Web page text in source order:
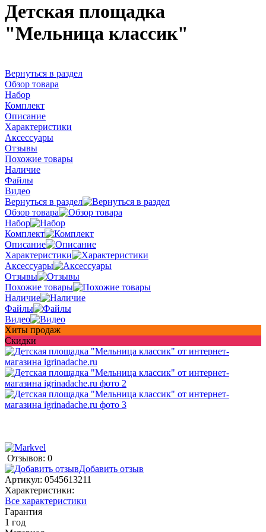
Детская площадка
"Мельница классик"
Вернуться в раздел
Обзор товара
Набор
Комплект
Описание
Характеристики
Аксессуары
Отзывы
Похожие товары
Наличие
Файлы
Видео
Вернуться в раздел
Обзор товара
Набор
Комплект
Описание
Характеристики
Аксессуары
Отзывы
Похожие товары
Наличие
Файлы
Видео
Хиты продаж
Скидки
Отзывов: 0
Добавить отзыв
Артикул: 0545613211
Характеристики:
Все характеристики
Гарантия
1 год